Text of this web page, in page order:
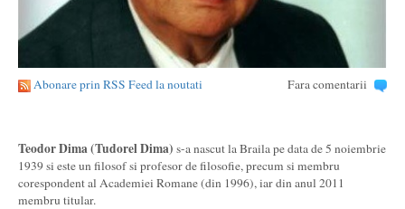
Abonare prin RSS Feed la noutati Fara comentarii
Teodor Dima (Tudorel Dima) s-a nascut la Braila pe data de 5 noiembrie
1939 si este un filosof si profesor de filosofie, precum si membru
corespondent al Academiei Romane (din 1996), iar din anul 2011
membru titular.